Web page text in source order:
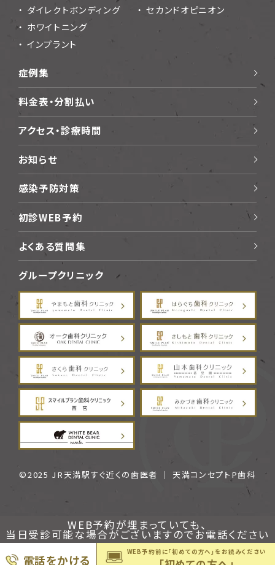
ダイレクトボンディング
ホワイトニング
インプラント
セカンドオピニオン
症例集
料金表・分割払い
アクセス・診療時間
お知らせ
感染予防対策
初診WEB予約
よくある質問集
グループクリニック
©︎2025 JR天満駅すぐ近くの歯医者 ｜ 天満コンセプトP⻭科
WEB予約が埋まっていても、
当日受診可能な場合がございますのでお電話ください
電話をかける
WEB予約前に「初めての方へ」をお読みください